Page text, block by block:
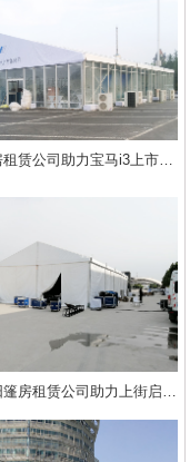
郑州篷房租赁公司助力宝马i3上市体验会
郑州南阳篷房租赁公司助力上街启辰成功试驾